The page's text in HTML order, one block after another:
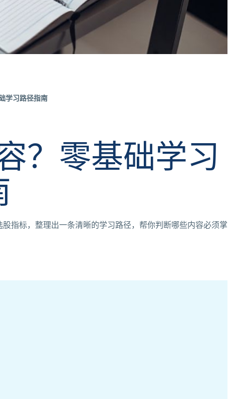
学习路径指南
？零基础学习
指标，整理出一条清晰的学习路径，帮你判断哪些内容必须掌